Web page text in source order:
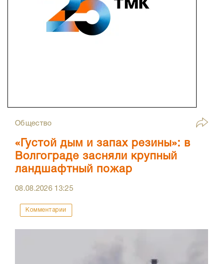
Общество
«Густой дым и запах резины»: в
Волгограде засняли крупный
ландшафтный пожар
08.08.2026 13:25
Комментарии